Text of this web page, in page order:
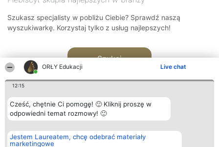
ORŁY Edukacji Live chat
12:15
Cześć, chętnie Ci pomogę! 🙂 Kliknij proszę w
odpowiedni temat rozmowy! 🙂
Jestem Laureatem, chcę odebrać materiały
marketingowe
Szukasz specjalisty w pobliżu Ciebie? Sprawdź naszą
wyszukiwarkę. Korzystaj tylko z usług najlepszych!
Szukaj
Organizator plebiscytu
Bright Side Solutions sp. z o.
o. sp. k.
Plebiscyt
Laureaci
Kontakt
Kontakt